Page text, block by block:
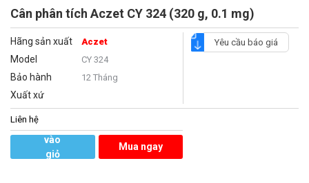
Cân phân tích Aczet CY 324 (320 g, 0.1 mg)
Hãng sản xuất Aczet
Model CY 324
Bảo hành 12 Tháng
Xuất xứ
Yêu cầu báo giá
Liên hệ
vào
giỏ
Mua ngay